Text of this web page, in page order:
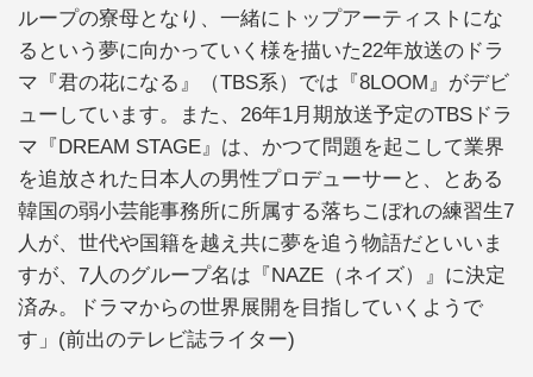
ループの寮母となり、一緒にトップアーティストにな
るという夢に向かっていく様を描いた22年放送のドラ
マ『君の花になる』（TBS系）では『8LOOM』がデビ
ューしています。また、26年1月期放送予定のTBSドラ
マ『DREAM STAGE』は、かつて問題を起こして業界
を追放された日本人の男性プロデューサーと、とある
韓国の弱小芸能事務所に所属する落ちこぼれの練習生7
人が、世代や国籍を越え共に夢を追う物語だといいま
すが、7人のグループ名は『NAZE（ネイズ）』に決定
済み。ドラマからの世界展開を目指していくようで
す」(前出のテレビ誌ライター)